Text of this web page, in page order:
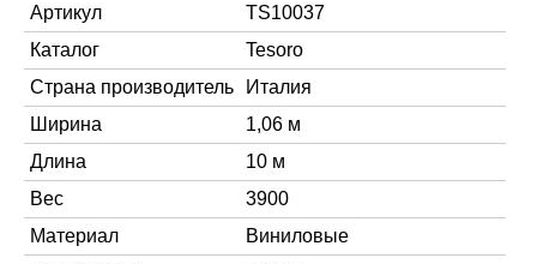
Артикул
TS10037
Каталог
Tesoro
Страна производитель
Италия
Ширина
1,06 м
Длина
10 м
Вес
3900
Материал
Виниловые